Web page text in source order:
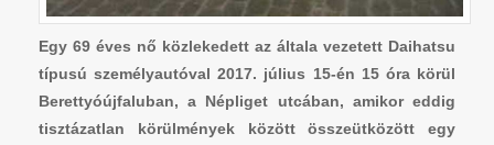
Egy 69 éves nő közlekedett az általa vezetett Daihatsu
típusú személyautóval 2017. július 15-én 15 óra körül
Berettyóújfaluban, a Népliget utcában, amikor eddig
tisztázatlan körülmények között összeütközött egy